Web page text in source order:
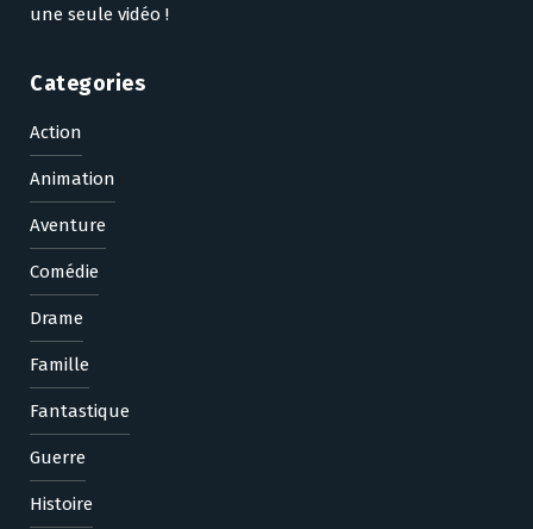
une seule vidéo !
Categories
Action
Animation
Aventure
Comédie
Drame
Famille
Fantastique
Guerre
Histoire